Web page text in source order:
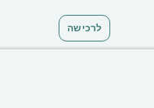
לרכישה